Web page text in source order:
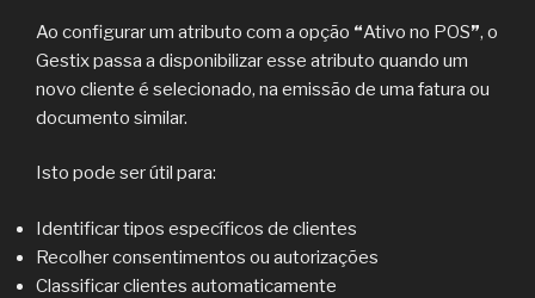
Ao configurar um atributo com a opção “Ativo no POS”, o
Gestix passa a disponibilizar esse atributo quando um
novo cliente é selecionado, na emissão de uma fatura ou
documento similar.
Isto pode ser útil para:
Identificar tipos específicos de clientes
Recolher consentimentos ou autorizações
Classificar clientes automaticamente